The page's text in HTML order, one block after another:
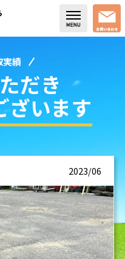
実績
だき
ざいます
2023/06